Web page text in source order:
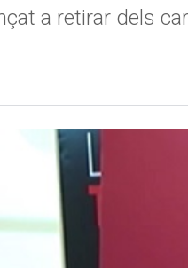
a retirar dels